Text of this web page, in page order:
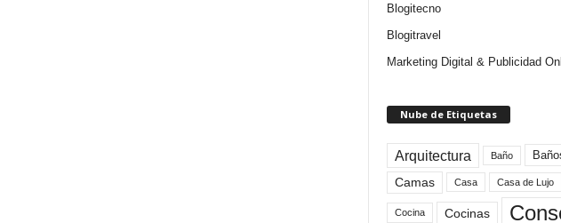
Blogitecno
Blogitravel
Marketing Digital & Publicidad
Nube de Etiquetas
Arquitectura Baño
Camas Casa Casa de Lujo
Cocina Cocinas